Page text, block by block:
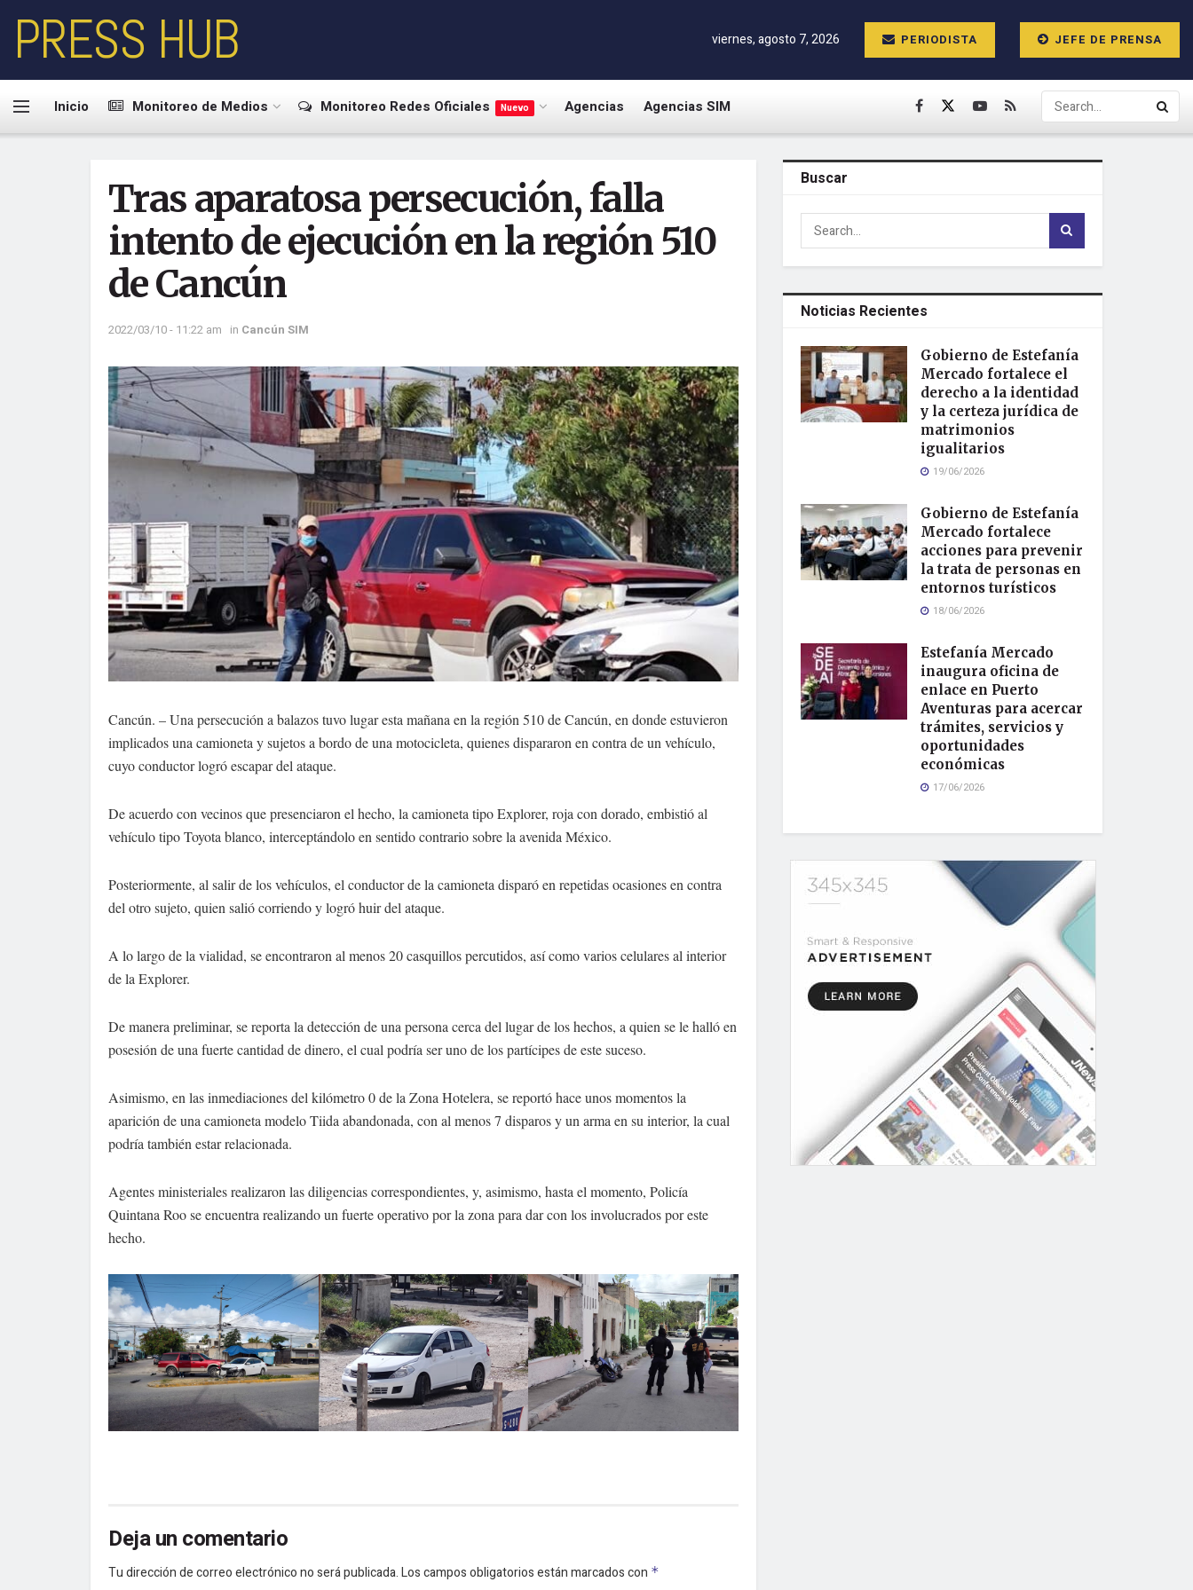
PRESS HUB viernes, agosto 7, 2026 PERIODISTA JEFE DE PRENSA
Inicio Monitoreo de Medios Monitoreo Redes Oficiales Nuevo Agencias Agencias SIM
Tras aparatosa persecución, falla
intento de ejecución en la región 510
de Cancún
2022/03/10 - 11:22 am in Cancún SIM
Cancún. – Una persecución a balazos tuvo lugar esta mañana en la región 510 de Cancún, en donde estuvieron
implicados una camioneta y sujetos a bordo de una motocicleta, quienes dispararon en contra de un vehículo,
cuyo conductor logró escapar del ataque.
De acuerdo con vecinos que presenciaron el hecho, la camioneta tipo Explorer, roja con dorado, embistió al
vehículo tipo Toyota blanco, interceptándolo en sentido contrario sobre la avenida México.
Posteriormente, al salir de los vehículos, el conductor de la camioneta disparó en repetidas ocasiones en contra
del otro sujeto, quien salió corriendo y logró huir del ataque.
A lo largo de la vialidad, se encontraron al menos 20 casquillos percutidos, así como varios celulares al interior
de la Explorer.
De manera preliminar, se reporta la detección de una persona cerca del lugar de los hechos, a quien se le halló en
posesión de una fuerte cantidad de dinero, el cual podría ser uno de los partícipes de este suceso.
Asimismo, en las inmediaciones del kilómetro 0 de la Zona Hotelera, se reportó hace unos momentos la
aparición de una camioneta modelo Tiida abandonada, con al menos 7 disparos y un arma en su interior, la cual
podría también estar relacionada.
Agentes ministeriales realizaron las diligencias correspondientes, y, asimismo, hasta el momento, Policía
Quintana Roo se encuentra realizando un fuerte operativo por la zona para dar con los involucrados por este
hecho.
Deja un comentario
Tu dirección de correo electrónico no será publicada.Los campos obligatorios están marcados con *
Buscar
Noticias Recientes
Gobierno de Estefanía
Mercado fortalece el
derecho a la identidad
y la certeza jurídica de
matrimonios
igualitarios
19/06/2026
Gobierno de Estefanía
Mercado fortalece
acciones para prevenir
la trata de personas en
entornos turísticos
18/06/2026
Estefanía Mercado
inaugura oficina de
enlace en Puerto
Aventuras para acercar
trámites, servicios y
oportunidades
económicas
17/06/2026